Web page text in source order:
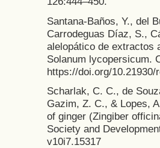
Santana-Baños, Y., del
Carrodeguas Díaz, S.,
alelopático de extractos
Solanum lycopersicum.
https://doi.org/
Scharlak, C. C., de
Gazim, Z. C., & Lopes,
of ginger (Zingiber
Society and
v10i7.15317